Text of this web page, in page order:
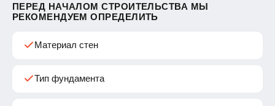
ПЕРЕД НАЧАЛОМ СТРОИТЕЛЬСТВА МЫ
РЕКОМЕНДУЕМ ОПРЕДЕЛИТЬ
Материал стен
Тип фундамента